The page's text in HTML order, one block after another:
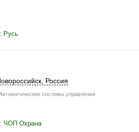
Русь
Россия
системы управления
ЧОП Охрана